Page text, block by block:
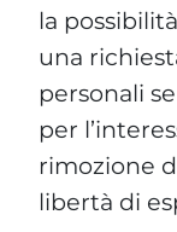
la
una
personali
per
rimozione
libertà di